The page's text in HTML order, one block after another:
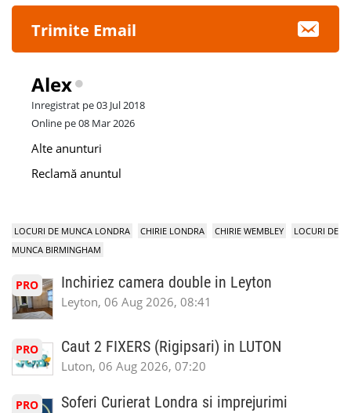
Trimite Email
Alex
Inregistrat pe 03 Jul 2018
Online pe 08 Mar 2026
Alte anunturi
Reclamă anuntul
LOCURI DE MUNCA LONDRA CHIRIE LONDRA CHIRIE WEMBLEY
LOCURI DE
MUNCA BIRMINGHAM
PRO Inchiriez camera double in Leyton
Leyton, 06 Aug 2026, 08:41
PRO Caut 2 FIXERS (Rigipsari) in LUTON
Luton, 06 Aug 2026, 07:20
PRO Soferi Curierat Londra si imprejurimi